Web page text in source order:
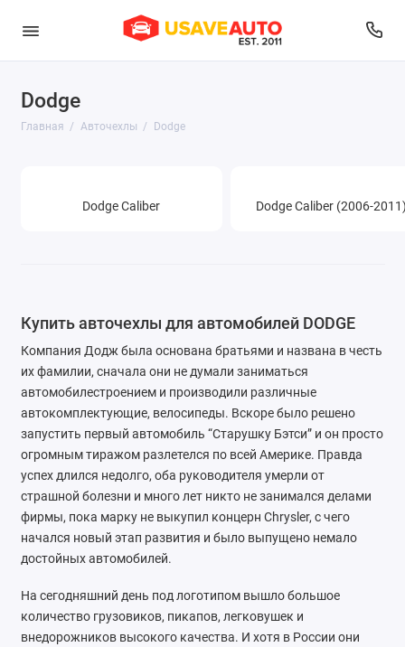
Dodge
Главная Авточехлы Dodge
Audi
Daewoo
Datsun
Dongfeng
Dodge Caliber Dodge Caliber (2006-
Купить авточехлы для автомобилей DODGE
Компания Додж была основана братьями и названа в честь
их фамилии, сначала они не думали заниматься
автомобилестроением и производили различные
автокомплектующие, велосипеды. Вскоре было решено
запустить первый автомобиль “Старушку Бэтси” и он просто
огромным тиражом разлетелся по всей Америке. Правда
успех длился недолго, оба руководителя умерли от
страшной болезни и много лет никто не занимался делами
фирмы, пока марку не выкупил концерн Chrysler, с чего
начался новый этап развития и было выпущено немало
достойных автомобилей.
На сегодняшний день под логотипом вышло большое
количество грузовиков, пикапов, легковушек и
внедорожников высокого качества. И хотя в России они